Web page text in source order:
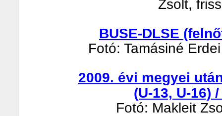
Zsolt,
BUSE-DLSE
Fotó: Tamásiné
2009. évi megyei
(U-13, U-16)
Fotó: Makleit